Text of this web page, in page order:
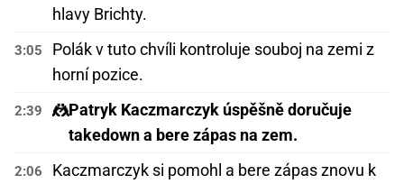
hlavy Brichty.
3:05
Polák v tuto chvíli kontroluje souboj na zemi z
horní pozice.
2:39 🤼Patryk Kaczmarczyk úspěšně doručuje
takedown a bere zápas na zem.
2:06
Kaczmarczyk si pomohl a bere zápas znovu k